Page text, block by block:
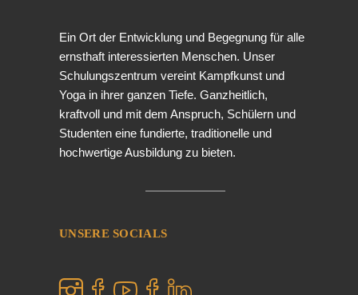
Ein Ort der Entwicklung und Begegnung für alle
ernsthaft interessierten Menschen. Unser
Schulungszentrum vereint Kampfkunst und
Yoga in ihrer ganzen Tiefe. Ganzheitlich,
kraftvoll und mit dem Anspruch, Schülern und
Studenten eine fundierte, traditionelle und
hochwertige Ausbildung zu bieten.
UNSERE SOCIALS